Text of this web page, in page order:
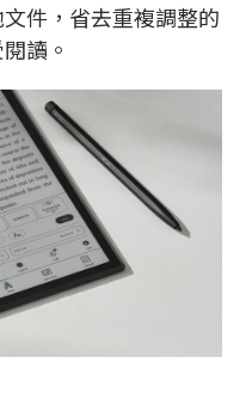
件，省去重複調整的
讀。